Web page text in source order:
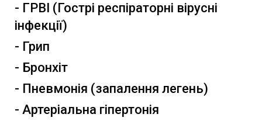
- ГРВІ (Гострі респіраторні вірусні
інфекції)
- Грип
- Бронхіт
- Пневмонія (запалення легень)
- Артеріальна гіпертонія